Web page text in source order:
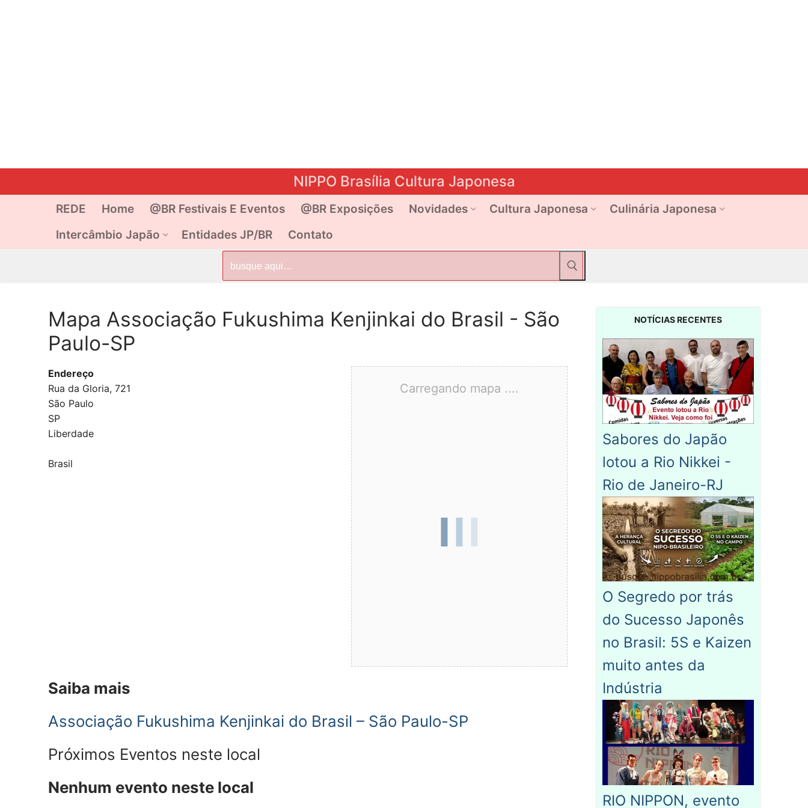
NIPPO Brasília Cultura Japonesa
REDE Home @BR Festivais E Eventos @BR Exposições Novidades Cultura Japonesa
Culinária Japonesa
Intercâmbio Japão
Entidades JP/BR Contato
por:
Mapa Associação Fukushima Kenjinkai do Brasil - São
Paulo-SP
Carregando mapa ....
Endereço
Rua da Gloria, 721
São Paulo
SP
Liberdade
Brasil
Saiba mais
Associação Fukushima Kenjinkai do Brasil – São Paulo-SP
Próximos Eventos neste local
Nenhum evento neste local
NOTÍCIAS RECENTES
Sabores do Japão
lotou a Rio Nikkei -
Rio de Janeiro-RJ
O Segredo por trás
do Sucesso Japonês
no Brasil: 5S e Kaizen
muito antes da
Indústria
RIO NIPPON, evento